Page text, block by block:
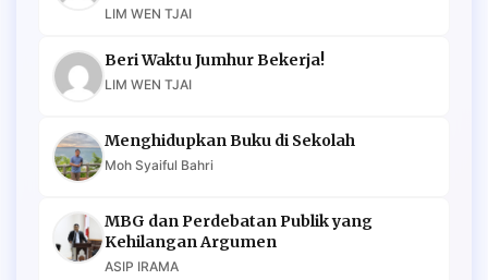
LIM WEN TJAI
Beri Waktu Jumhur Bekerja!
LIM WEN TJAI
Menghidupkan Buku di Sekolah
Moh Syaiful Bahri
MBG dan Perdebatan Publik yang
Kehilangan Argumen
ASIP IRAMA